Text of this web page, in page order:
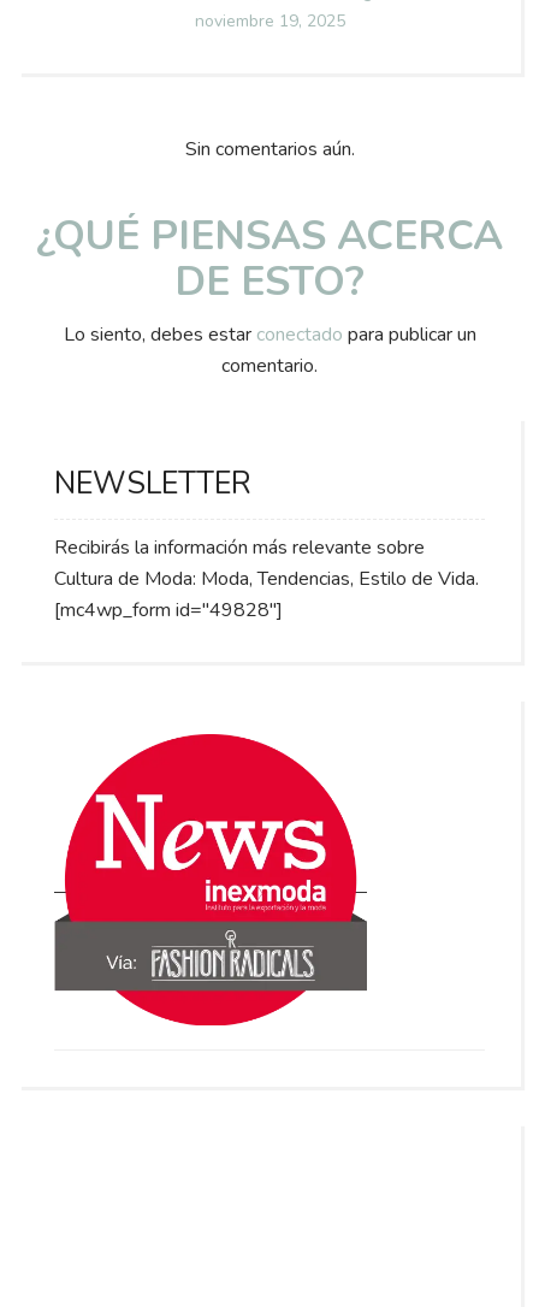
Posted
noviembre 19, 2025
Sin comentarios aún.
¿QUÉ PIENSAS ACERCA
DE ESTO?
Lo siento, debes estar conectado para publicar un
comentario.
NEWSLETTER
Recibirás la información más relevante sobre
Cultura de Moda: Moda, Tendencias, Estilo de Vida.
[mc4wp_form id="49828"]